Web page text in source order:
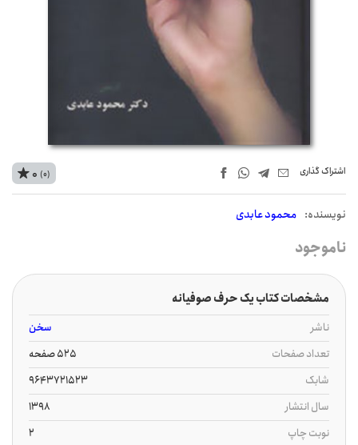
اشتراک‌ گذاری
نويسنده: محمود عابدی
0 (0)
ناموجود
مشخصات کتاب یک حرف صوفیانه
ناشر
سخن
تعداد صفحات
525 صفحه
شابک
9643721523‭‮‬
سال انتشار
1398
نوبت چاپ
2